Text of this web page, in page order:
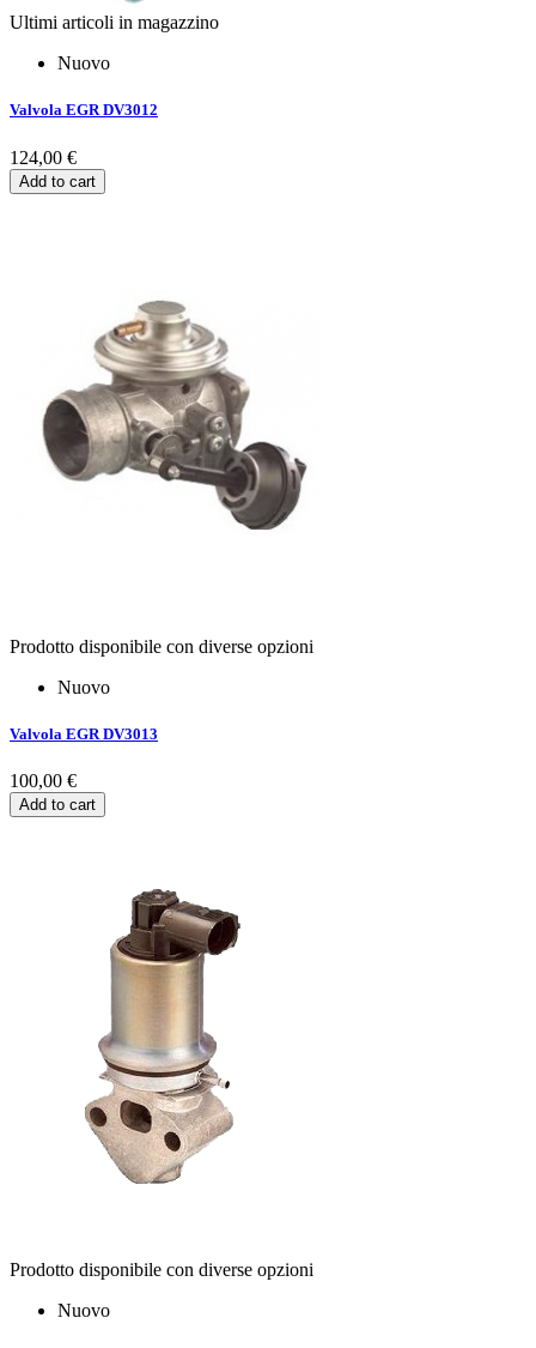
Ultimi articoli in magazzino
Nuovo
Valvola EGR DV3012
124,00 €
Add to cart
Prodotto disponibile con diverse opzioni
Nuovo
Valvola EGR DV3013
100,00 €
Add to cart
Prodotto disponibile con diverse opzioni
Nuovo